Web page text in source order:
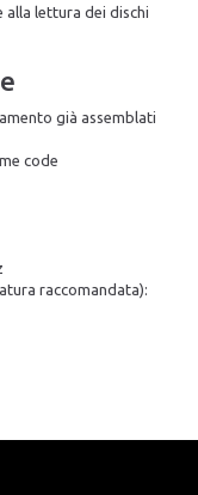
alla lettura dei dischi
già assemblati
code
raccomandata):